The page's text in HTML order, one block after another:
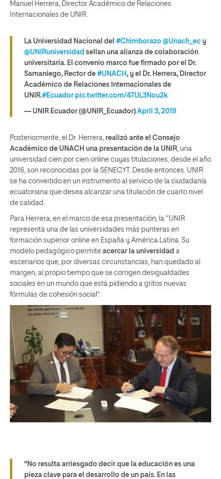
Manuel Herrera, Director Académico de Relaciones
Internacionales de UNIR.
La Universidad Nacional del #Chimborazo @Unach_ec y
@UNIRuniversidad sellan una alianza de colaboración
universitaria. El convenio marco fue firmado por el Dr.
Samaniego, Rector de #UNACH, y el Dr. Herrera, Director
Académico de Relaciones Internacionales de
UNIR.#Ecuador pic.twitter.com/47UL3Nou2k
— UNIR Ecuador (@UNIR_Ecuador) April 3, 2019
Posteriormente, el Dr. Herrera, realizó ante el Consejo
Académico de UNACH una presentación de la UNIR, una
universidad cien por cien online cuyas titulaciones, desde el año
2016, son reconocidas por la SENECYT. Desde entonces. UNIR
se ha convertido en un instrumento al servicio de la ciudadanía
ecuatoriana que desea alcanzar una titulación de cuarto nivel
de calidad.
Para Herrera, en el marco de esa presentación, la “UNIR
representa una de las universidades más punteras en
formación superior online en España y América Latina. Su
modelo pedagógico permite acercar la universidad a
escenarios que, por diversas circunstancias, han quedado al
margen, al propio tiempo que se corrigen desigualdades
sociales en un mundo que está pidiendo a gritos nuevas
fórmulas de cohesión social”.
“No resulta arriesgado decir que la educación es una
pieza clave para el desarrollo de un país. En las